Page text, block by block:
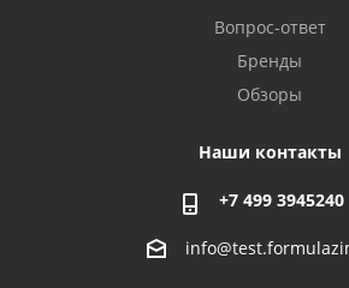
Вопрос-ответ
Бренды
Обзоры
Наши контакты
+7 499 3945240